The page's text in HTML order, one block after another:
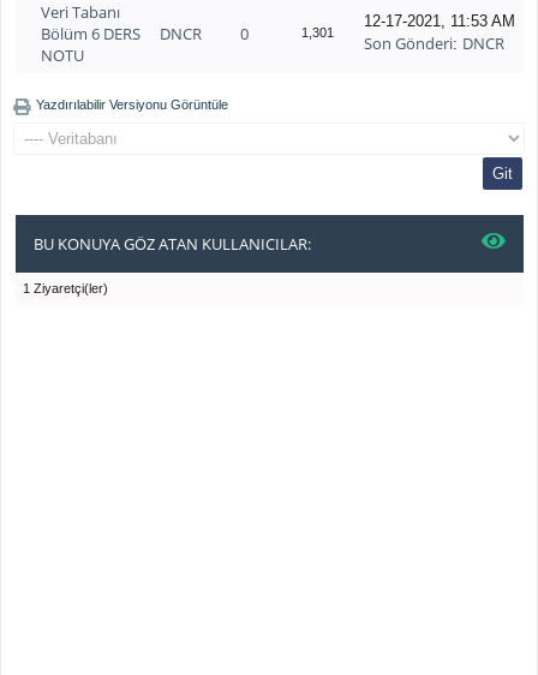
Veri Tabanı
Bölüm 6 DERS
NOTU
DNCR 0 1,301
12-17-2021, 11:53 AM
Son Gönderi: DNCR
Yazdırılabilir Versiyonu Görüntüle
BU KONUYA GÖZ ATAN KULLANICILAR:
1 Ziyaretçi(ler)